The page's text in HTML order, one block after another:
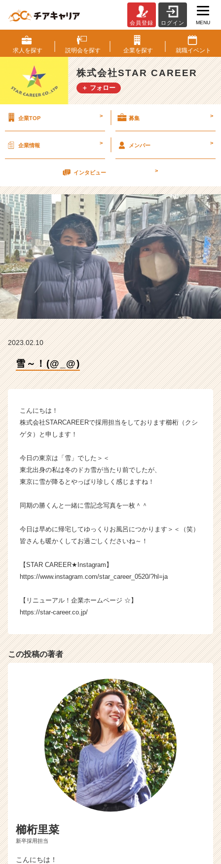
～！
(@
_
@)
【株
式
T
C
A
E
E
R
の
タ
イ
ム
ラ
イ
ン】
|
ベ
ン
業
ス
が
届
く
活
イ
チ
キ
ャ
ア
（C
h
e
e
r）
会員登録 ログイン MENU
求人を探す 説明会を探す 企業を探す 就職イベント
株式会社STAR CAREER
＋ フォロー
企業TOP > 募集 >
企業情報 > メンバー >
インタビュー >
2023.02.10
雪～！(@_@)
こんにちは！
株式会社STARCAREERで採用担当をしております櫛桁（クシ
ゲタ）と申します！
今日の東京は「雪」でした＞＜
東北出身の私は冬のドカ雪が当たり前でしたが、
東京に雪が降るとやっぱり珍しく感じますね！
同期の勝くんと一緒に雪記念写真を一枚＾＾
今日は早めに帰宅してゆっくりお風呂につかります＞＜（笑）
皆さんも暖かくしてお過ごしくださいね～！
【STAR CAREER★Instagram】
https://www.instagram.com/star_career_0520/?hl=ja
【リニューアル！企業ホームページ ☆】
https://star-career.co.jp/
この投稿の著者
櫛桁里菜
新卒採用担当
こんにちは！